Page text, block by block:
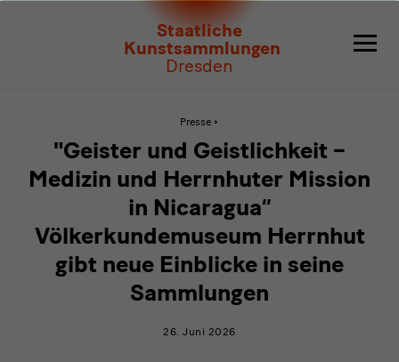
Staatliche
Kunstsammlungen
Dresden
Medizin
und
Herrnhuter
Mission
Nicaragua“
Völkerkundemuseum
Presse
und
–
und
Herrnhuter
Mission
Nicaragua“
Herrnhut
gibt
Einblicke
"Geister und Geistlichkeit –
Medizin und Herrnhuter Mission
in Nicaragua“
Völkerkundemuseum Herrnhut
gibt neue Einblicke in seine
Sammlungen
26. Juni 2026